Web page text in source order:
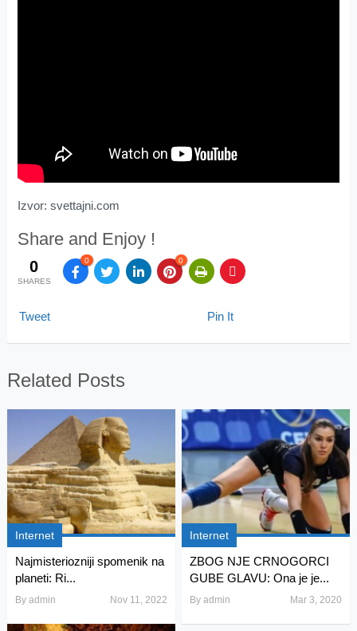
Izvor: svettajni.com
Share and Enjoy !
0
SHARES
0 0
Tweet Pin It
Related Posts
Internet
Najmisteriozniji spomenik na
planeti: Ri...
By admin Nov 11, 2022
Internet
ZBOG NJE CRNOGORCI
GUBE GLAVU: Ona je je...
Byadmin Mar 3, 2020